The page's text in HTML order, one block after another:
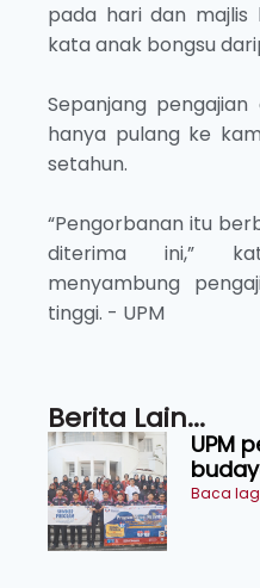
pada hari dan majlis
kata anak bongsu
Sepanjang
hanya pulang ke
setahun.
“Pengorbanan itu
diterima ini,”
menyambung
tinggi. - UPM
Berita Lain...
UPM
Baca